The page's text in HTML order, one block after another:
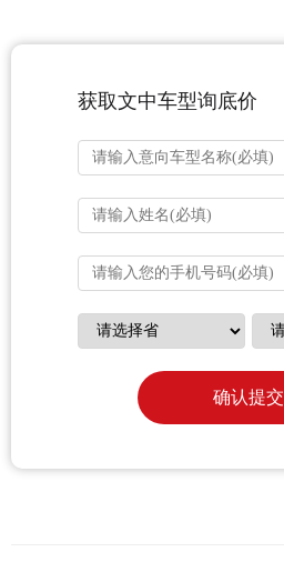
获取文中车型询底价
确认提交